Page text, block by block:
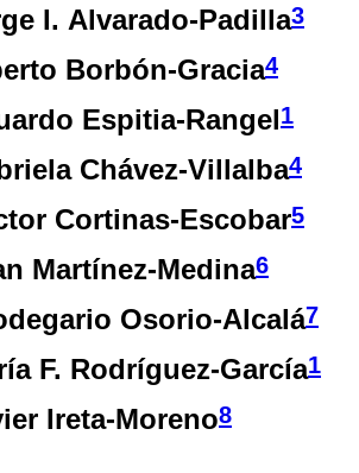
I. Alvarado-Padilla3
Borbón-Gracia4
Espitia-Rangel1
Chávez-Villalba4
Cortinas-Escobar5
Martínez-Medina6
Osorio-Alcalá7
F. Rodríguez-García1
Ireta-Moreno8